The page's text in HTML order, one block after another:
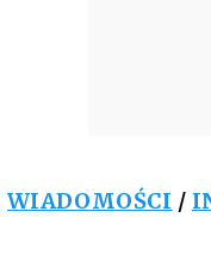
WIADOMOŚCI /